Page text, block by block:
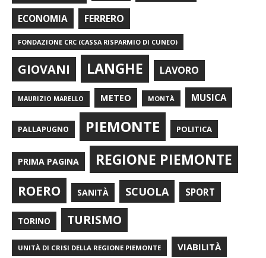
ECONOMIA FERRERO
FONDAZIONE CRC (CASSA RISPARMIO DI CUNEO)
GIOVANI LANGHE LAVORO
MAURIZIO MARELLO METEO MONTÀ MUSICA
PALLAPUGNO PIEMONTE POLITICA
PRIMA PAGINA REGIONE PIEMONTE
ROERO SANITÀ SCUOLA SPORT
TORINO TURISMO
UNITÀ DI CRISI DELLA REGIONE PIEMONTE VIABILITÀ